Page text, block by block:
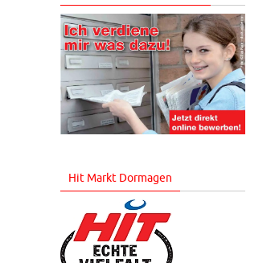
Hit Markt Dormagen